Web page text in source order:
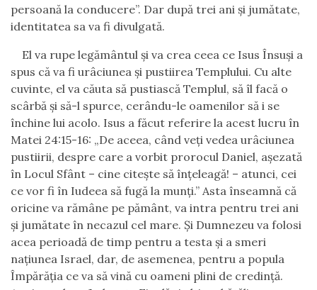
persoană la conducere”. Dar după trei ani și jumătate,
identitatea sa va fi divulgată.
El va rupe legământul și va crea ceea ce Isus Însuși a
spus că va fi urâciunea și pustiirea Templului. Cu alte
cuvinte, el va căuta să pustiască Templul, să îl facă o
scârbă și să-l spurce, cerându-le oamenilor să i se
închine lui acolo. Isus a făcut referire la acest lucru în
Matei 24:15-16: „De aceea, când veţi vedea urâciunea
pustiirii, despre care a vorbit prorocul Daniel, aşezată
în Locul Sfânt – cine citeşte să înţeleagă! – atunci, cei
ce vor fi în Iudeea să fugă la munţi.” Asta înseamnă că
oricine va rămâne pe pământ, va intra pentru trei ani
și jumătate în necazul cel mare. Și Dumnezeu va folosi
acea perioadă de timp pentru a testa și a smeri
națiunea Israel, dar, de asemenea, pentru a popula
Împărăția ce va să vină cu oameni plini de credință.